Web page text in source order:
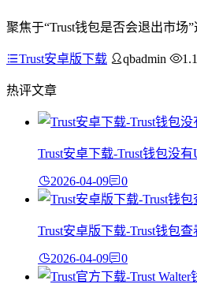
聚焦于“Trust钱包是否会退出市
Trust安卓版下载 qbadmin
热评文章
Trust安卓下载-Trust钱包没
2026-04-09 0
Trust安卓版下载-Trust钱包
2026-04-09 0